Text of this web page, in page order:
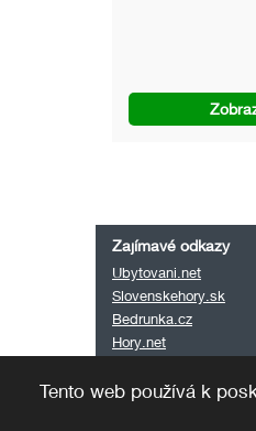
Tento web používá k
Zajímavé odkazy
Ubytovani.net
Slovenskehory.sk
Bedrunka.cz
Hory.net